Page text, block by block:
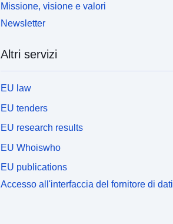
Missione, visione e valori
Newsletter
Altri servizi
EU law
EU tenders
EU research results
EU Whoiswho
EU publications
Accesso all'interfaccia del fornitore di dati